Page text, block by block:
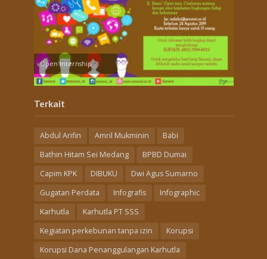
Open Internship
Terkait
Abdul Arifin Amril Mukminin
Babi
Bathin Hitam Sei Medang
BPBD Dumai
Capim KPK
DIBUKU
Dwi Agus Sumarno
Gugatan Perdata
Infografis
Infographic
Karhutla
Karhutla PT SSS
Kegiatan perkebunan tanpa izin
Korupsi
Korupsi Dana Penanggulangan Karhutla